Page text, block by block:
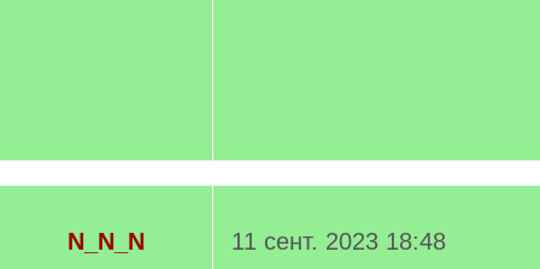
N_N_N
11 сент. 2023 18:48